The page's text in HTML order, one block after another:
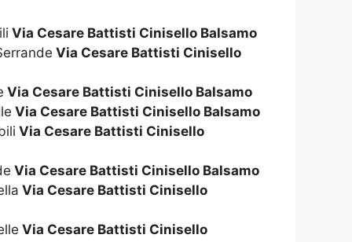
Via Cesare Battisti Cinisello Balsamo
Via Cesare Battisti Cinisello
Via Cesare Battisti Cinisello Balsamo
Via Cesare Battisti Cinisello Balsamo
Via Cesare Battisti Cinisello
Via Cesare Battisti Cinisello Balsamo
Via Cesare Battisti Cinisello
Via Cesare Battisti Cinisello